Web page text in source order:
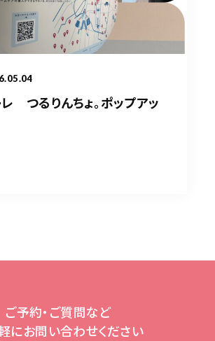
つるりんちょ。ポップアッ
ご予約・ご質問など
にお問い合わせください